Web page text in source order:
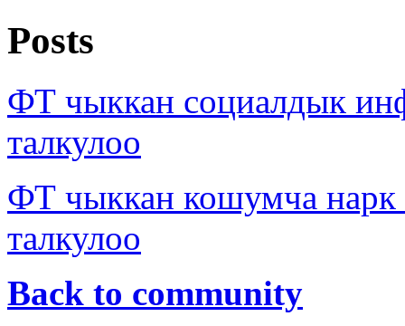
Posts
ФТ чыккан социалдык
талкулоо
ФТ чыккан кошумча
талкулоо
Back to community